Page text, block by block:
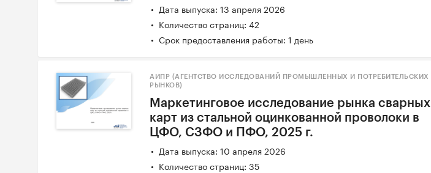
Дата выпуска: 13 апреля 2026
Количество страниц: 42
Срок предоставления работы: 1 день
АИПР (АГЕНТСТВО ИССЛЕДОВАНИЙ ПРОМЫШЛЕННЫХ И ПОТРЕБИТЕЛЬСКИХ
РЫНКОВ)
Маркетинговое исследование рынка сварных
карт из стальной оцинкованной проволоки в
ЦФО, СЗФО и ПФО, 2025 г.
Дата выпуска: 10 апреля 2026
Количество страниц: 35